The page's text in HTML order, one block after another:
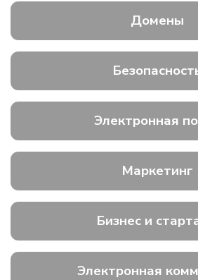
Домены
Электронная
Маркетинг
Бизнес и
Электронная